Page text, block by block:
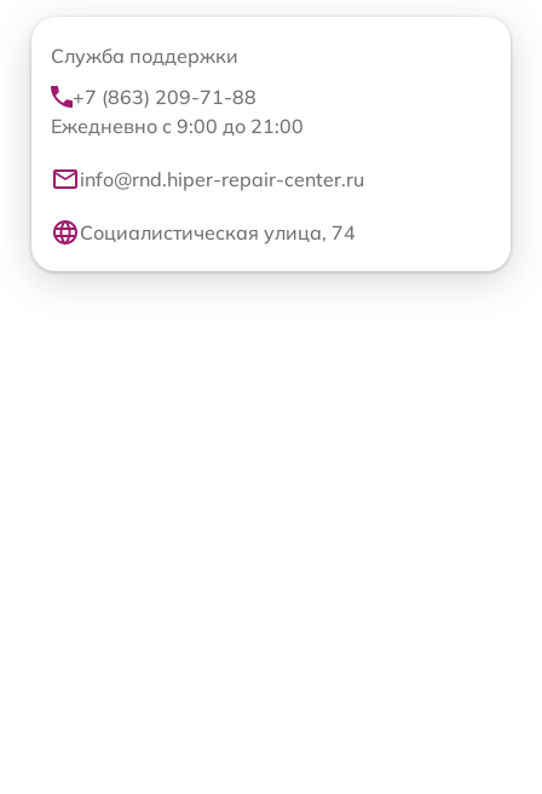
Служба поддержки
+7 (863) 209-71-88
Ежедневно с 9:00 до 21:00
info@rnd.hiper-repair-center.ru
Социалистическая улица, 74